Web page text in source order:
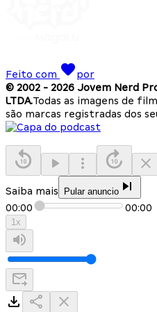
Feito com
por
© 2002 - 2026 Jovem Nerd
LTDA.Todas as imagens de
são marcas registradas dos
Saiba mais Pular anuncio
00:00 00:00
1x